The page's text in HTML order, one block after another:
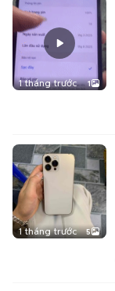
1 tháng trước 1
1 tháng trước 5